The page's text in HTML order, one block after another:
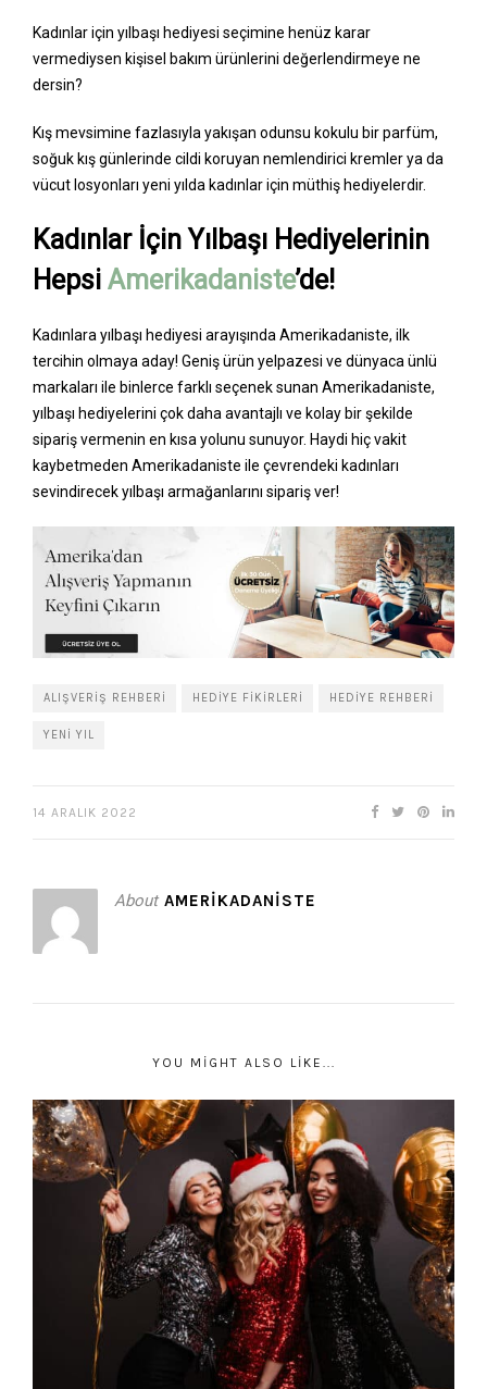
Kadınlar için yılbaşı hediyesi seçimine henüz karar
vermediysen kişisel bakım ürünlerini değerlendirmeye ne
dersin?
Kış mevsimine fazlasıyla yakışan odunsu kokulu bir parfüm,
soğuk kış günlerinde cildi koruyan nemlendirici kremler ya da
vücut losyonları yeni yılda kadınlar için müthiş hediyelerdir.
Kadınlar İçin Yılbaşı Hediyelerinin
Hepsi Amerikadaniste’de!
Kadınlara yılbaşı hediyesi arayışında Amerikadaniste, ilk
tercihin olmaya aday! Geniş ürün yelpazesi ve dünyaca ünlü
markaları ile binlerce farklı seçenek sunan Amerikadaniste,
yılbaşı hediyelerini çok daha avantajlı ve kolay bir şekilde
sipariş vermenin en kısa yolunu sunuyor. Haydi hiç vakit
kaybetmeden Amerikadaniste ile çevrendeki kadınları
sevindirecek yılbaşı armağanlarını sipariş ver!
ALIŞVERIŞ REHBERI HEDIYE FIKIRLERI HEDIYE REHBERI
YENI YIL
14 ARALIK 2022
About AMERIKADANISTE
YOU MIGHT ALSO LIKE...